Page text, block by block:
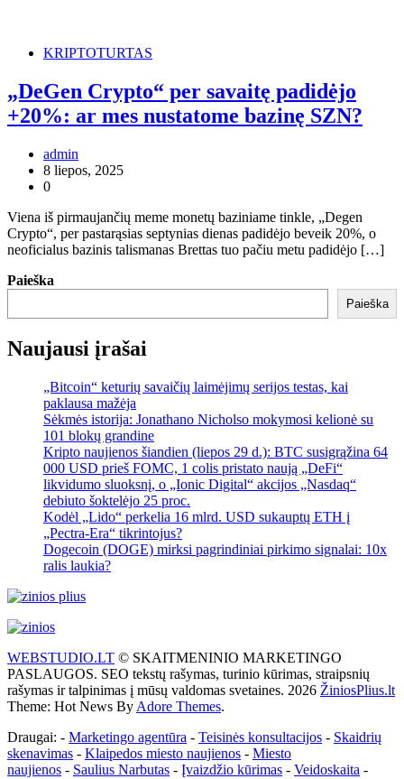
KRIPTOTURTAS
„DeGen Crypto“ per savaitę padidėjo
+20%: ar mes nustatome bazinę SZN?
admin
8 liepos, 2025
0
Viena iš pirmaujančių meme monetų baziniame tinkle, „Degen
Crypto“, per pastarąsias septynias dienas padidėjo beveik 20%, o
neoficialus bazinis talismanas Brettas tuo pačiu metu padidėjo […]
Paieška
Paieška
Naujausi įrašai
„Bitcoin“ keturių savaičių laimėjimų serijos testas, kai
paklausa mažėja
Sėkmės istorija: Jonathano Nicholso mokymosi kelionė su
101 blokų grandine
Kripto naujienos šiandien (liepos 29 d.): BTC susigrąžina 64
000 USD prieš FOMC, 1 colis pristato naują „DeFi“
likvidumo sluoksnį, o „Ionic Digital“ akcijos „Nasdaq“
debiuto šoktelėjo 25 proc.
Kodėl „Lido“ perkelia 16 mlrd. USD sukauptų ETH į
„Pectra-Era“ tikrintojus?
Dogecoin (DOGE) mirksi pagrindiniai pirkimo signalai: 10x
ralis laukia?
WEBSTUDIO.LT © SKAITMENINIO MARKETINGO
PASLAUGOS. SEO tekstų rašymas, turinio kūrimas, straipsnių
rašymas ir talpinimas į mūsų valdomas svetaines. 2026 ŽiniosPlius.lt
Theme: Hot News By Adore Themes.
Draugai: - Marketingo agentūra - Teisinės konsultacijos - Skaidrių
skenavimas - Klaipedos miesto naujienos - Miesto
naujienos - Saulius Narbutas - Įvaizdžio kūrimas - Veidoskaita -